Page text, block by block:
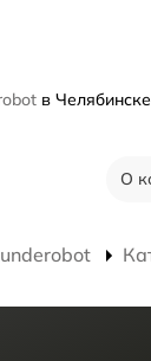
в Челябинске
О